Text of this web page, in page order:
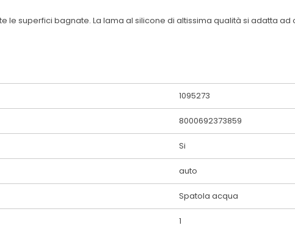
superfici bagnate. La lama al silicone di altissima qualità si adatta
1095273
8000692373859
Si
auto
Spatola acqua
1